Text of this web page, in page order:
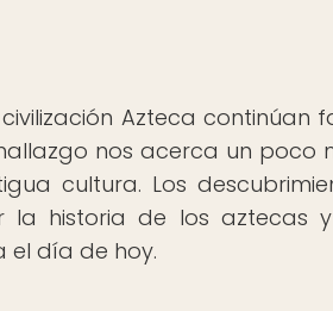
Azteca continúan
nos acerca un poco
cultura. Los
la historia de los aztecas
el día de hoy.